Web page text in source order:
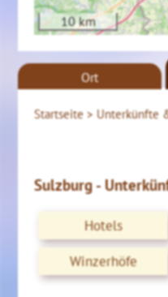
10 km
Startseite > Unterkünfte
Ort
Sulzburg -
Hotels
Winzerhöfe